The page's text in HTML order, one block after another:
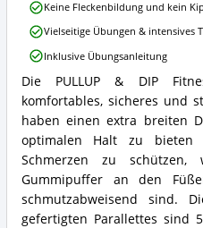
PULLUP
&
DIP
Fitness
Parallettes
Zusammenfassung:
Was
bietet
Parallettes?
Die PULLUP & DIP
komfortables, sicheres und
haben einen extra breiten
optimalen Halt zu bieten
Schmerzen zu schützen,
Gummipuffer an den
schmutzabweisend sind.
gefertigten Parallettes sind
DIP
Fitness
Parallettes
Vorteile:
Was
spricht
für
Parallettes?
Keine Fleckenbildung und kein
Vielseitige Übungen & intensives
Inklusive Übungsanleitung